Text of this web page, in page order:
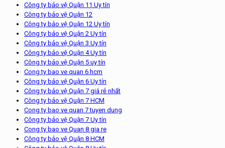
Công ty bảo vệ Quận 11 Uy tín
Công ty bảo vệ Quận 12
Công ty bảo vệ Quận 12 Uy tín
Công ty bảo vệ Quận 2 Uy tín
Công ty bảo vệ Quận 3 Uy tín
Công ty bảo vệ Quận 4 Uy tín
Công ty bảo vệ Quận 5 uy tín
Cong ty bao ve quan 6 hcm
Công ty bảo vệ Quận 6 Uy tín
Công ty bảo vệ Quận 7 giá rẻ nhất
Công ty bảo vệ Quận 7 HCM
Cong ty bao ve quan 7 tuyen dung
Công ty bảo vệ Quận 7 Uy tín
Cong ty bao ve Quan 8 gia re
Công ty bảo vệ Quận 8 HCM